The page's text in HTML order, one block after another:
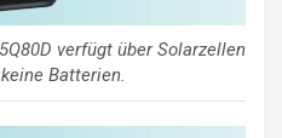
verfügt über Solarzellen
Batterien.